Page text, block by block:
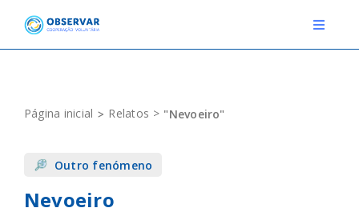
content
Toggle
EVENTOS
DEFINIÇÕES
Página inicial Relatos "Nevoeiro"
Outro fenómeno
Nevoeiro